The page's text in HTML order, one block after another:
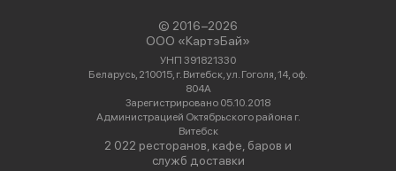
© 2016−2026
ООО «КартэБай»
УНП 391821330
Беларусь, 210015, г. Витебск, ул. Гоголя, 14, оф.
804А
Зарегистрировано 05.10.2018
Администрацией Октябрьского района г.
Витебск
2 022 ресторанов, кафе, баров и
служб доставки